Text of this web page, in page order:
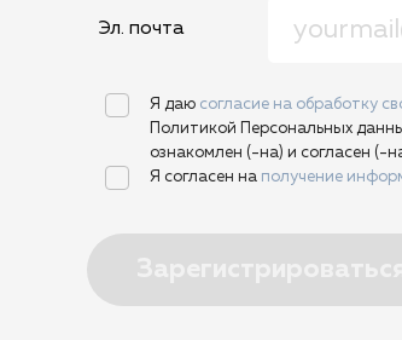
Эл. почта
Я даю согласие на обработку
Политикой Персональных
ознакомлен (-на) и согласен (-
Я согласен на получение